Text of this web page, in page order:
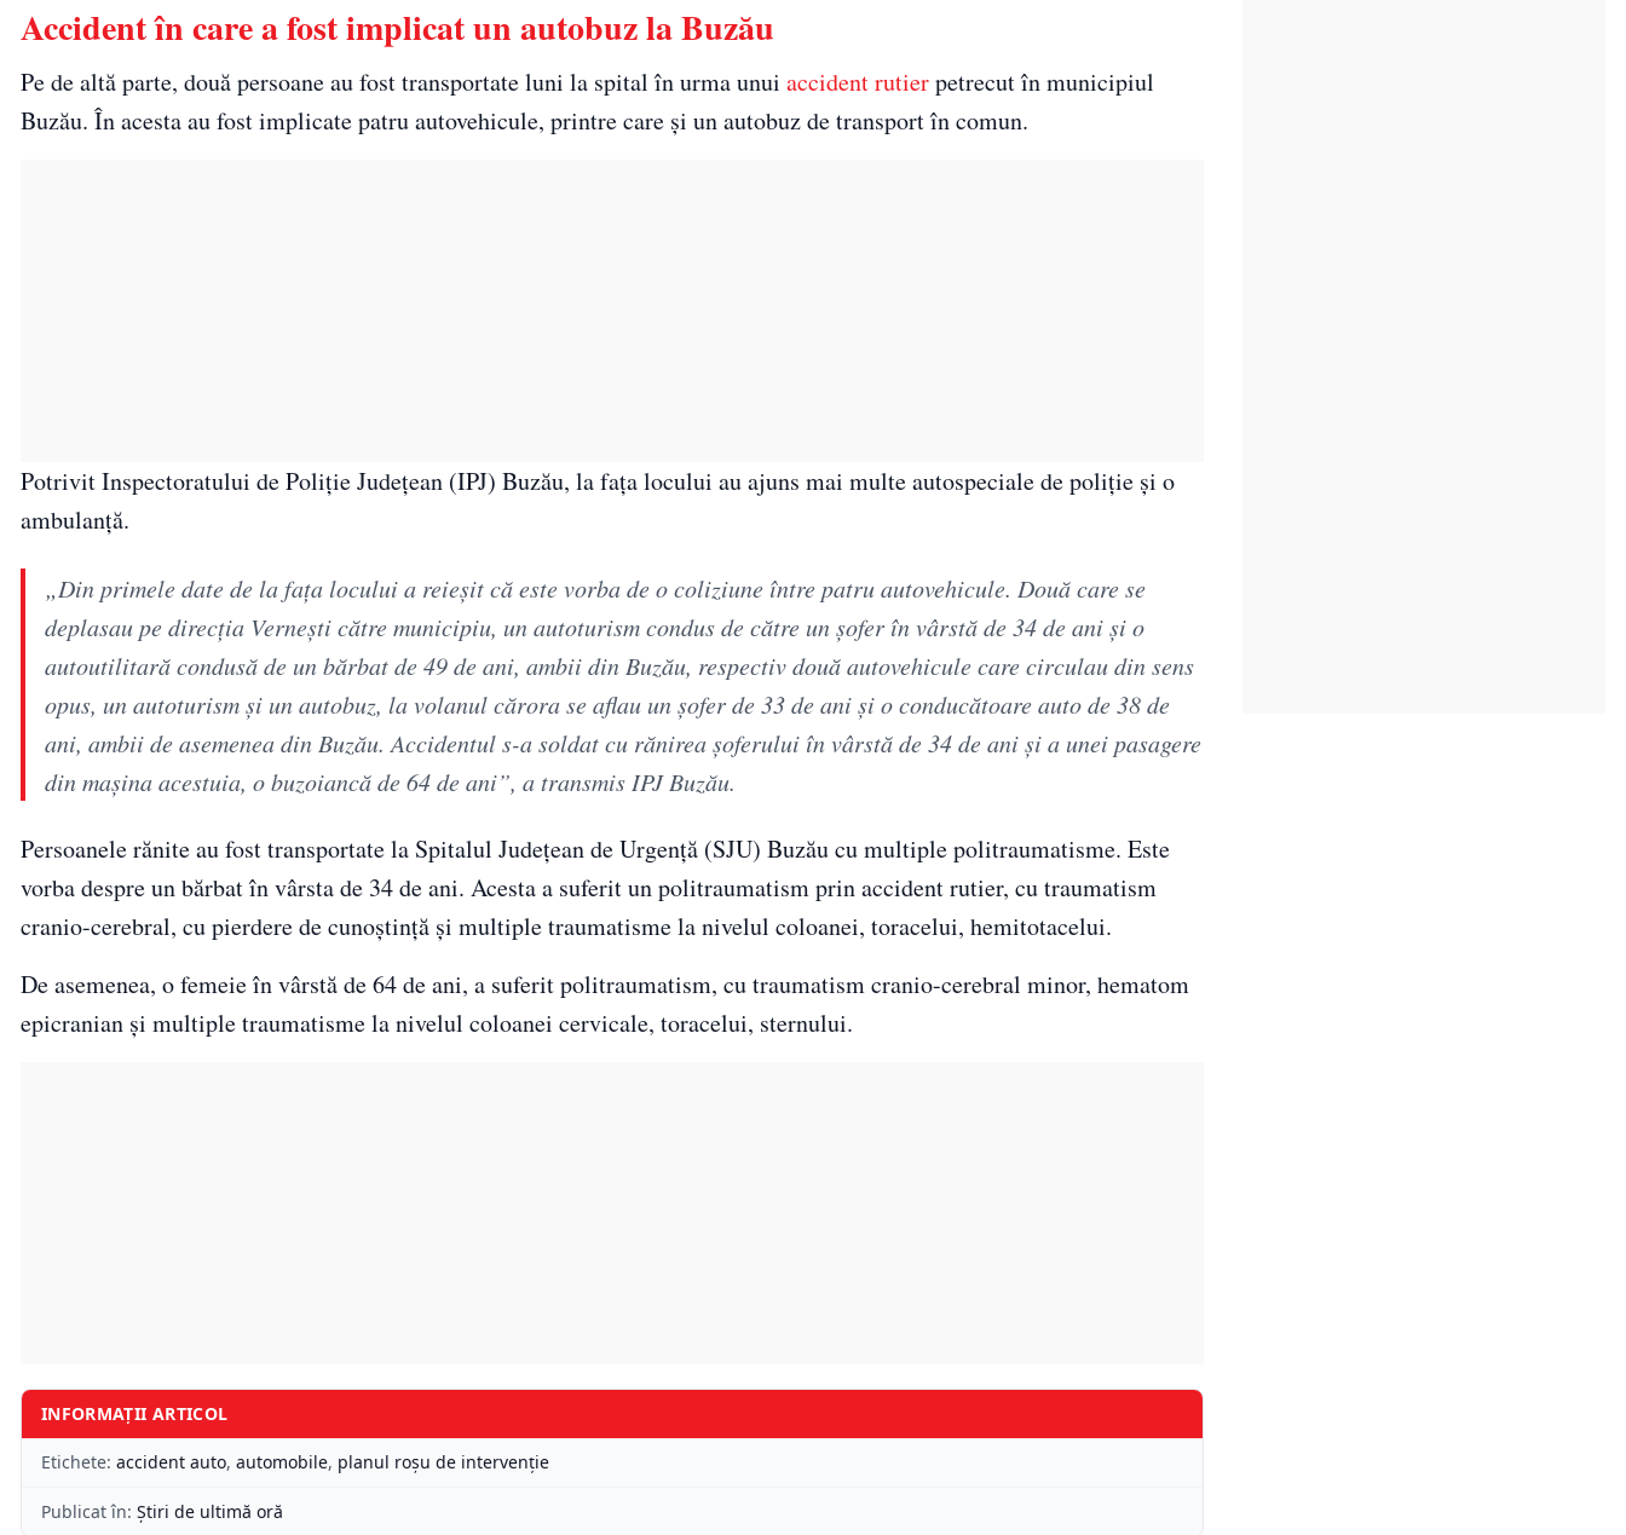
Accident în care a fost implicat un autobuz la Buzău
Pe de altă parte, două persoane au fost transportate luni la spital în urma unui accident rutierpetrecut în municipiul
Buzău. În acesta au fost implicate patru autovehicule, printre care şi un autobuz de transport în comun.
Potrivit Inspectoratului de Poliţie Judeţean (IPJ) Buzău, la faţa locului au ajuns mai multe autospeciale de poliţie şi o
ambulanţă.
„Din primele date de la faţa locului a reieşit că este vorba de o coliziune între patru autovehicule. Două care se
deplasau pe direcţia Verneşti către municipiu, un autoturism condus de către un şofer în vârstă de 34 de ani şi o
autoutilitară condusă de un bărbat de 49 de ani, ambii din Buzău, respectiv două autovehicule care circulau din sens
opus, un autoturism şi un autobuz, la volanul cărora se aflau un şofer de 33 de ani şi o conducătoare auto de 38 de
ani, ambii de asemenea din Buzău. Accidentul s-a soldat cu rănirea şoferului în vârstă de 34 de ani şi a unei pasagere
din maşina acestuia, o buzoiancă de 64 de ani”, a transmis IPJ Buzău.
Persoanele rănite au fost transportate la Spitalul Judeţean de Urgenţă (SJU) Buzău cu multiple politraumatisme. Este
vorba despre un bărbat în vârsta de 34 de ani. Acesta a suferit un politraumatism prin accident rutier, cu traumatism
cranio-cerebral, cu pierdere de cunoştinţă şi multiple traumatisme la nivelul coloanei, toracelui, hemitotacelui.
De asemenea, o femeie în vârstă de 64 de ani, a suferit politraumatism, cu traumatism cranio-cerebral minor, hematom
epicranian şi multiple traumatisme la nivelul coloanei cervicale, toracelui, sternului.
INFORMAȚII ARTICOL
Etichete: accident auto, automobile, planul roşu de intervenţie
Publicat în: Știri de ultimă oră